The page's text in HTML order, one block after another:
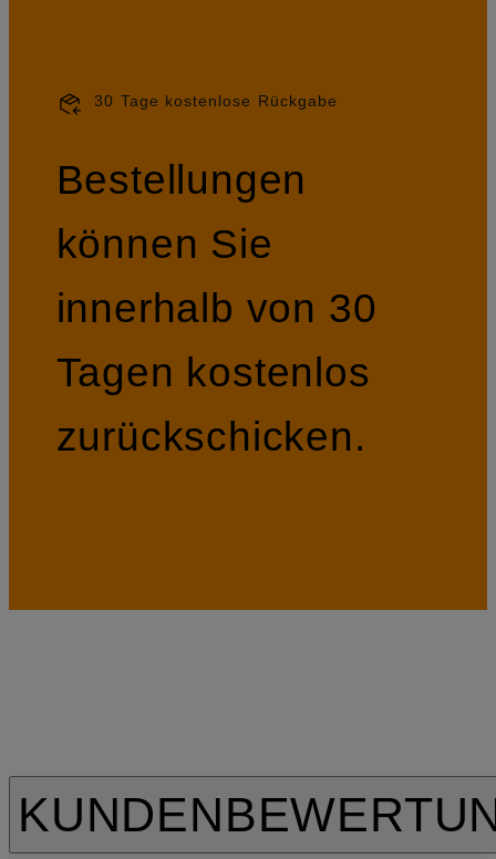
30 Tage kostenlose Rückgabe
Bestellungen
können Sie
innerhalb von 30
Tagen kostenlos
zurückschicken.